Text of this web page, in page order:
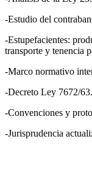
-Estudio del
-Estupefacientes:
transporte y tenencia
-Marco normativo
-Decreto Ley 7672/
-Convenciones y
-Jurisprudencia